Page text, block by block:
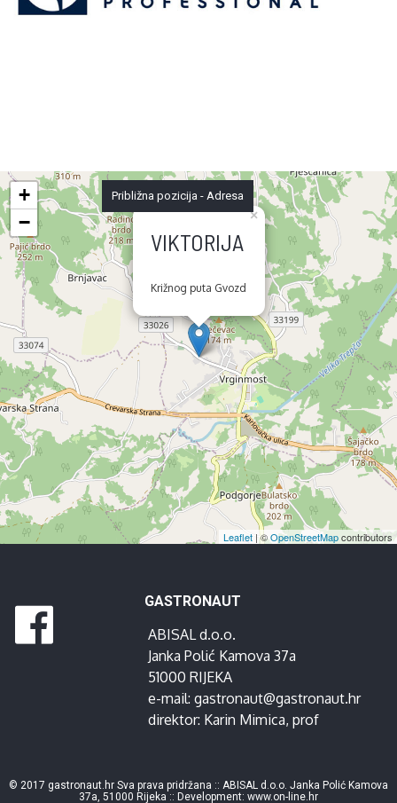
VIKTORIJA
Križnog puta Gvozd
×
+
−
Leaflet | ©OpenStreetMapcontributors
Približna pozicija - Adresa
GASTRONAUT
ABISAL d.o.o.
Janka Polić Kamova 37a
51000 RIJEKA
e-mail: gastronaut@gastronaut.hr
direktor: Karin Mimica, prof
© 2017 gastronaut.hr Sva prava pridržana :: ABISAL d.o.o. Janka Polić Kamova
37a, 51000 Rijeka :: Development: www.on-line.hr